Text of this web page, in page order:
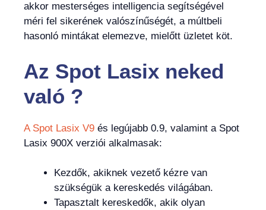
akkor mesterséges intelligencia segítségével
méri fel sikerének valószínűségét, a múltbeli
hasonló mintákat elemezve, mielőtt üzletet köt.
Az Spot Lasix neked
való ?
A Spot Lasix V9 és legújabb 0.9, valamint a Spot
Lasix 900X verziói alkalmasak:
Kezdők, akiknek vezető kézre van
szükségük a kereskedés világában.
Tapasztalt kereskedők, akik olyan